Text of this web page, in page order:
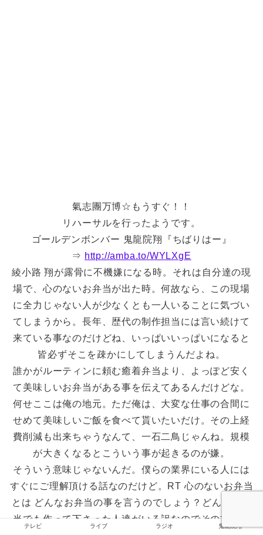
氣志團万博☆もうすぐ！！
リハーサルを行ったようです。
ゴールデンボンバー 鬼龍院翔『ちばりはー』
⇒ http://amba.to/WYLXgE
綾小路 翔が露骨に不機嫌になる時。それは自分達の現
場で、心のないお弁当が出た時。何故なら、この現場
に全力じゃない人が少なくとも一人いることに気づい
てしまうから。長年、歴代の制作担当には言い続けて
来ている事なのだけどね、いっぱいいっぱいになると
皆必ずそこを疎かにしてしまうんだよね。
誰かがルーティンに頼む癒着弁当より、よっぽど安く
て美味しいお弁当がある事を伝えてあるんだけどな。
何せここは俺の地元。ただ俺は、大変な仕事の合間に
せめて美味しいご飯を食べて貰いたいだけ。その上経
費削減も出来ちゃうなんて、一石二鳥じゃんね。規模
が大きくなるとこういう事が起きるのが嫌。
そういう意味じゃないんだ。僕らの業界にいる人には
すぐにご理解頂ける話なのだけど。RT 心のないお弁当
とは どんなお弁当の事を言うのでしょう？どんなお弁
当でも作って下さった人達がいる訳なのでその方々の
テレビ ライブ ラジオ 鬼龍院翔